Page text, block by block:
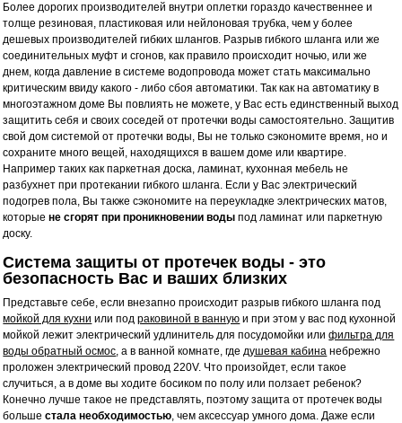
Более дорогих производителей внутри оплетки гораздо качественнее и
толще резиновая, пластиковая или нейлоновая трубка, чем у более
дешевых производителей гибких шлангов. Разрыв гибкого шланга или же
соединительных муфт и сгонов, как правило происходит ночью, или же
днем, когда давление в системе водопровода может стать максимально
критическим ввиду какого - либо сбоя автоматики. Так как на автоматику в
многоэтажном доме Вы повлиять не можете, у Вас есть единственный выход
защитить себя и своих соседей от протечки воды самостоятельно. Защитив
свой дом системой от протечки воды, Вы не только сэкономите время, но и
сохраните много вещей, находящихся в вашем доме или квартире.
Например таких как паркетная доска, ламинат, кухонная мебель не
разбухнет при протекании гибкого шланга. Если у Вас электрический
подогрев пола, Вы также сэкономите на переукладке электрических матов,
которыене сгорят при проникновении воды под ламинат или паркетную
доску.
Система защиты от протечек воды - это
безопасность Вас и ваших близких
Представьте себе, если внезапно происходит разрыв гибкого шланга под
мойкой для кухни или подраковиной в ванную и при этом у вас под кухонной
мойкой лежит электрический удлинитель для посудомойки илифильтра для
воды обратный осмос, а в ванной комнате, гдедушевая кабина небрежно
проложен электрический провод 220V. Что произойдет, если такое
случиться, а в доме вы ходите босиком по полу или ползает ребенок?
Конечно лучше такое не представлять, поэтому защита от протечек воды
большестала необходимостью, чем аксессуар умного дома. Даже если